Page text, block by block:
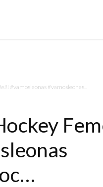
#vamosleonas #vamosleones...